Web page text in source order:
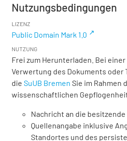
Nutzungsbedingungen
LIZENZ
Public Domain Mark 1.0
NUTZUNG
Frei zum Herunterladen. Bei
Verwertung des Dokuments oder
die SuUB Bremen Sie im Rahmen
wissenschaftlichen
Nachricht an die
Quellenangabe inklusive
Standortes und des